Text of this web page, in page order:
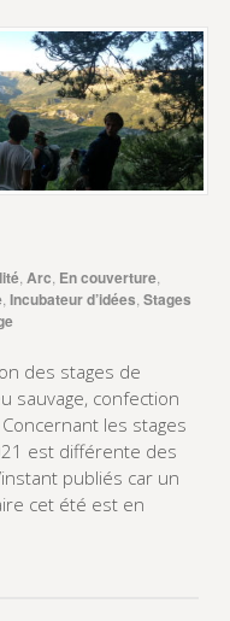
, Arc En couverture,
, Incubateur d’idées Stages
des stages de
sauvage, confection
les stages
est différente des
publiés car un
cet été est en